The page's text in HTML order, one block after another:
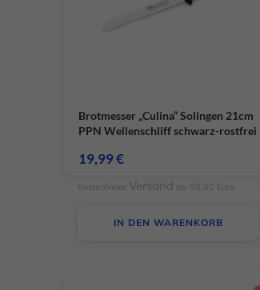
Brotmesser „Culina“ Solingen 21cm
PPN Wellenschliff schwarz-rostfrei
19,99€
Kostenfreier Versand ab 50,00 Euro
IN DEN WARENKORB